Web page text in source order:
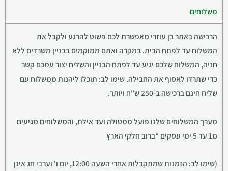
משלוחים
הרכישה באתר בן עוזרי מאפשרת לכם פשוט להרגע ולקבל את
המשלוח עד לפתח הבית. במקרה ואתם ממוקמים בבניין משרדים ללא
חניה, המשלוח שלכם יגיע עד לפתח הבניין והשליח יצור עמכם קשר
כדי שתרדו לאסוף את החבילה. שימו לב: תוכלו ליהנות ממשלוח עם
שליח חינם ברכישה ב-250 ש"ח ויותר.
מערך המשלוחים שלנו פועל ממטולה ועד אילת, והמשלוחים מגיעים
מ1 עד 5 ימי עסקים *ברוב חלקי הארץ
(שימו לב: הזמנות שמתקבלות אחרי השעה 12:00, יום ו' וערבי חג אינן